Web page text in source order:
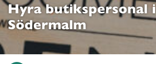
Hyra butikspersonal i
Södermalm